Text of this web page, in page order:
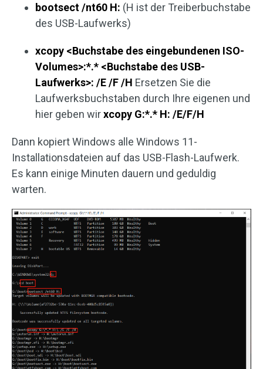
bootsect /nt60 H: (H ist der Treiberbuchstabe
des USB-Laufwerks)
xcopy <Buchstabe des eingebundenen ISO-
Volumes>:*.* <Buchstabe des USB-
Laufwerks>: /E /F /H Ersetzen Sie die
Laufwerksbuchstaben durch Ihre eigenen und
hier geben wirxcopy G:*.* H: /E/F/H
Dann kopiert Windows alle Windows 11-
Installationsdateien auf das USB-Flash-Laufwerk.
Es kann einige Minuten dauern und geduldig
warten.